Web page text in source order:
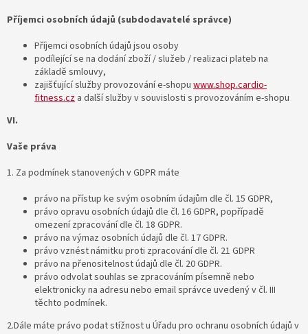
Příjemci osobních údajů (subdodavatelé správce)
Příjemci osobních údajů jsou osoby
podílející se na dodání zboží / služeb / realizaci plateb na
základě smlouvy,
zajišťující služby provozování e-shopu www.shop.cardio-
fitness.cz a další služby v souvislosti s provozováním e-shopu
VI.
Vaše práva
1. Za podmínek stanovených v GDPR máte
právo na přístup ke svým osobním údajům dle čl. 15 GDPR,
právo opravu osobních údajů dle čl. 16 GDPR, popřípadě
omezení zpracování dle čl. 18 GDPR.
právo na výmaz osobních údajů dle čl. 17 GDPR.
právo vznést námitku proti zpracování dle čl. 21 GDPR
právo na přenositelnost údajů dle čl. 20 GDPR.
právo odvolat souhlas se zpracováním písemně nebo
elektronicky na adresu nebo email správce uvedený v čl. III
těchto podmínek.
2.Dále máte právo podat stížnost u Úřadu pro ochranu osobních údajů v